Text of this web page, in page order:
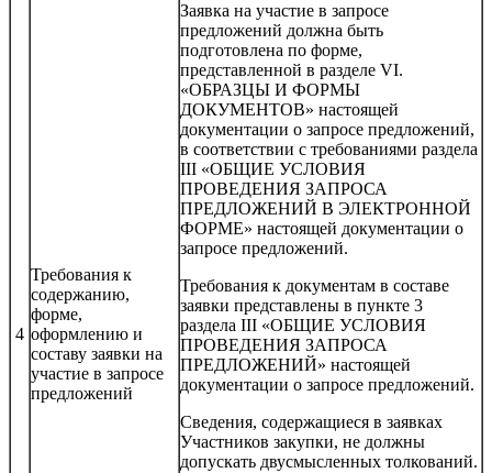
4
Требования к
содержанию,
форме,
оформлению и
составу заявки на
участие в запросе
предложений
Заявка на участие в запросе
предложений должна быть
подготовлена по форме,
представленной в разделе VI.
«ОБРАЗЦЫ И ФОРМЫ
ДОКУМЕНТОВ» настоящей
документации о запросе предложений,
в соответствии с требованиями раздела
III «ОБЩИЕ УСЛОВИЯ
ПРОВЕДЕНИЯ ЗАПРОСА
ПРЕДЛОЖЕНИЙ В ЭЛЕКТРОННОЙ
ФОРМЕ» настоящей документации о
запросе предложений.
Требования к документам в составе
заявки представлены в пункте 3
раздела III «ОБЩИЕ УСЛОВИЯ
ПРОВЕДЕНИЯ ЗАПРОСА
ПРЕДЛОЖЕНИЙ» настоящей
документации о запросе предложений.
Сведения, содержащиеся в заявках
Участников закупки, не должны
допускать двусмысленных толкований.